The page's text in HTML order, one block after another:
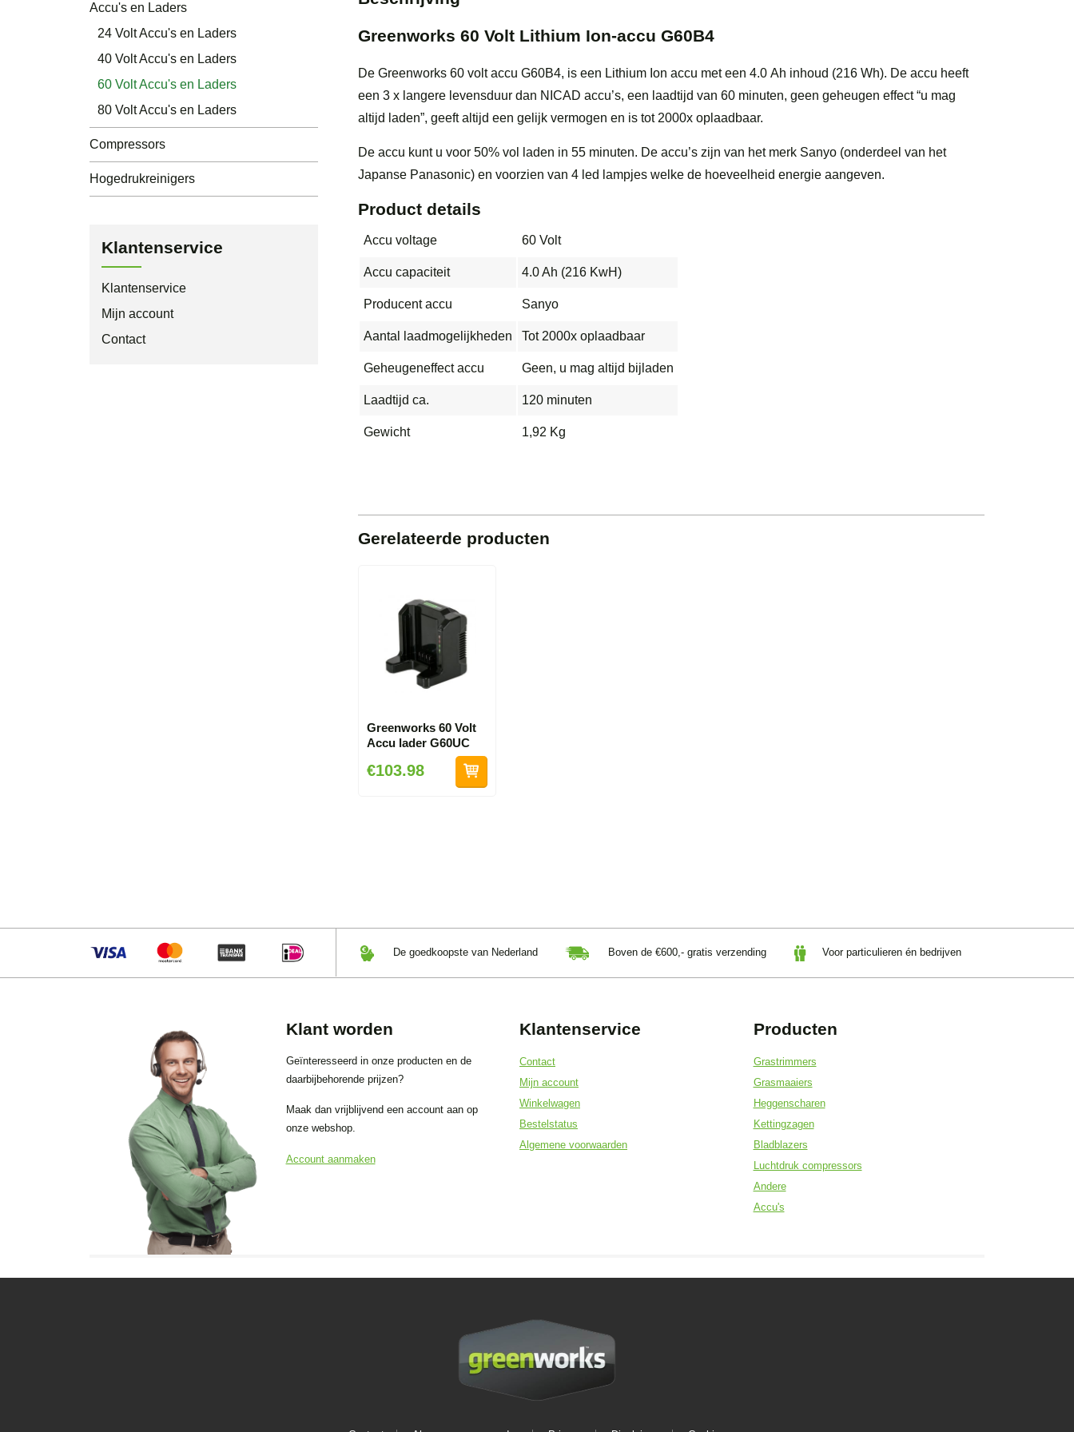
Greenworks 60 Volt Lithium Ion-accu G60B4
De Greenworks 60 volt accu G60B4, is een Lithium Ion accu met een 4.0 Ah inhoud (216 Wh). De accu heeft
een 3 x langere levensduur dan NICAD accu’s, een laadtijd van 60 minuten, geen geheugen effect “u mag
altijd laden”, geeft altijd een gelijk vermogen en is tot 2000x oplaadbaar.
De accu kunt u voor 50% vol laden in 55 minuten. De accu’s zijn van het merk Sanyo (onderdeel van het
Japanse Panasonic) en voorzien van 4 led lampjes welke de hoeveelheid energie aangeven.
Product details
Accu voltage 60 Volt
Accu capaciteit 4.0 Ah (216 KwH)
Producent accu Sanyo
Aantal laadmogelijkheden Tot 2000x oplaadbaar
Geheugeneffect accu Geen, u mag altijd bijladen
Laadtijd ca. 120 minuten
Gewicht 1,92 Kg
Gerelateerde producten
Greenworks 60 Volt
Accu lader G60UC
€103.98
Accu's en Laders
24 Volt Accu's en Laders
40 Volt Accu's en Laders
60 Volt Accu's en Laders
80 Volt Accu's en Laders
Compressors
Hogedrukreinigers
Klantenservice
Klantenservice
Mijn account
Contact
De goedkoopste van Nederland Boven de €600,- gratis verzending Voor particulieren én bedrijven
Klant worden
Geïnteresseerd in onze producten en de
daarbijbehorende prijzen?
Maak dan vrijblijvend een account aan op
onze webshop.
Account aanmaken
Klantenservice
Contact
Mijn account
Winkelwagen
Bestelstatus
Algemene voorwaarden
Producten
Grastrimmers
Grasmaaiers
Heggenscharen
Kettingzagen
Bladblazers
Luchtdruk compressors
Andere
Accu's